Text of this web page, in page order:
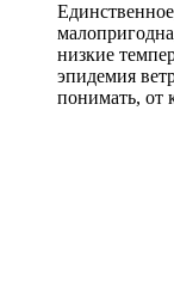
низкие
эпидемия
понимать, от